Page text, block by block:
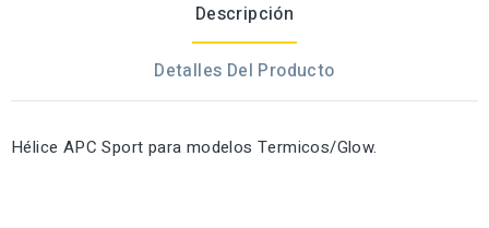
Descripción
Detalles Del Producto
Hélice APC Sport para modelos Termicos/Glow.